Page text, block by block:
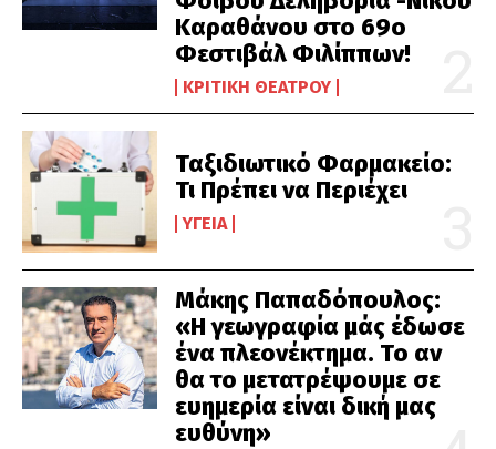
Καραθάνου στο 69ο
Φεστιβάλ Φιλίππων!
ΚΡΙΤΙΚΉ ΘΕΆΤΡΟΥ
Ταξιδιωτικό Φαρμακείο:
Τι Πρέπει να Περιέχει
ΥΓΕΊΑ
Μάκης Παπαδόπουλος:
«Η γεωγραφία μάς έδωσε
ένα πλεονέκτημα. Το αν
θα το μετατρέψουμε σε
ευημερία είναι δική μας
ευθύνη»